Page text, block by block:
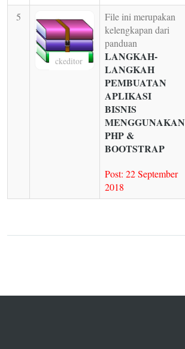
5
ckeditor
File ini merupakan
kelengkapan dari
panduan
LANGKAH-
LANGKAH
PEMBUATAN
APLIKASI
BISNIS
MENGGUNAKAN
PHP &
BOOTSTRAP
Post: 22 September
2018